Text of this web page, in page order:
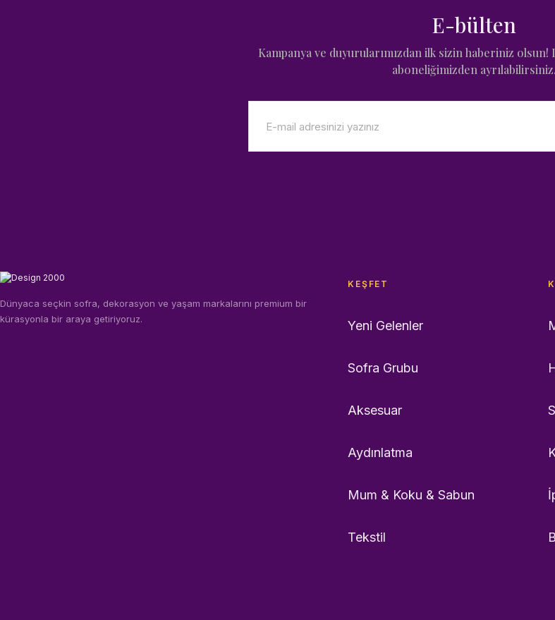
E-bülten
Kampanya ve duyurularımızdan ilk sizin haberiniz
aboneliğimizden ayrılabilirsiniz.
Dünyaca seçkin sofra, dekorasyon ve yaşam markalarını premium bir
kürasyonla bir araya getiriyoruz.
KEŞFET
Yeni Gelenler
Sofra Grubu
Aksesuar
Aydınlatma
Mum & Koku & Sabun
Tekstil